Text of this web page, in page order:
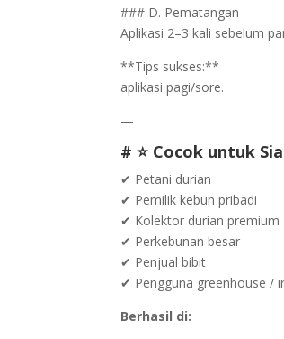
### D. Pematangan
Aplikasi 2–3 kali sebelum
**Tips sukses:**
aplikasi pagi/sore.
—
# ⭐ Cocok untuk
✔ Petani durian
✔ Pemilik kebun pribadi
✔ Kolektor durian premium
✔ Perkebunan besar
✔ Penjual bibit
✔ Pengguna greenhouse /
Berhasil di: